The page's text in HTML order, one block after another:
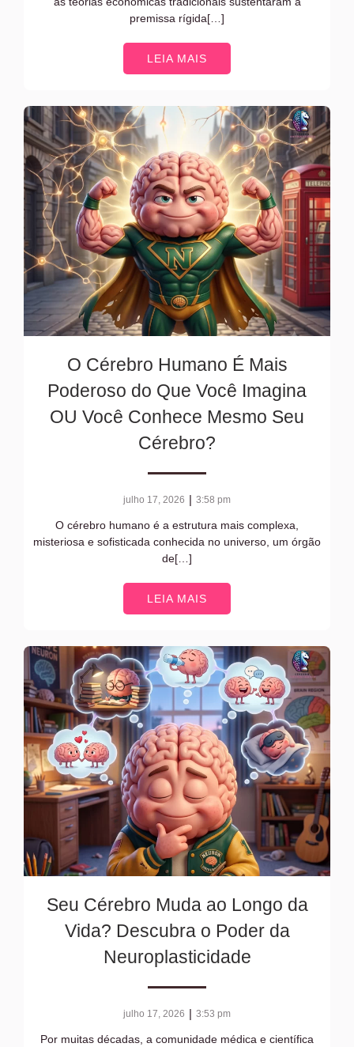
premissa rígida[…]
LEIA MAIS
O Cérebro Humano É Mais
Poderoso do Que Você Imagina
OU Você Conhece Mesmo Seu
Cérebro?
julho 17, 2026 | 3:58 pm
O cérebro humano é a estrutura mais complexa,
misteriosa e sofisticada conhecida no universo, um órgão
de[…]
LEIA MAIS
Seu Cérebro Muda ao Longo da
Vida? Descubra o Poder da
Neuroplasticidade
julho 17, 2026 | 3:53 pm
Por muitas décadas, a comunidade médica e científica